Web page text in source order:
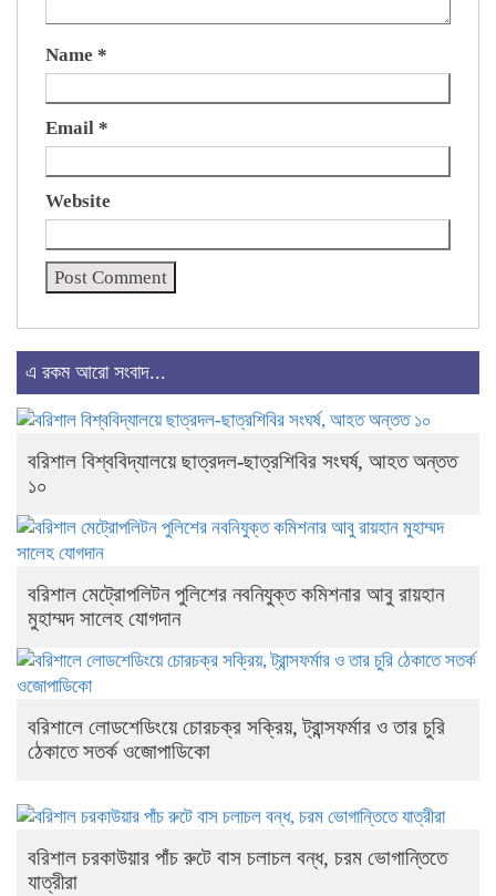
Name *
Email *
Website
এ রকম আরো সংবাদ...
বরিশাল বিশ্ববিদ্যালয়ে ছাত্রদল-ছাত্রশিবির সংঘর্ষ, আহত অন্তত
১০
বরিশাল মেট্রোপলিটন পুলিশের নবনিযুক্ত কমিশনার আবু রায়হান
মুহাম্মদ সালেহ যোগদান
বরিশালে লোডশেডিংয়ে চোরচক্র সক্রিয়, ট্রান্সফর্মার ও তার চুরি
ঠেকাতে সতর্ক ওজোপাডিকো
বরিশাল চরকাউয়ার পাঁচ রুটে বাস চলাচল বন্ধ, চরম ভোগান্তিতে
যাত্রীরা